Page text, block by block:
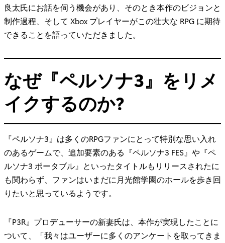
良太氏にお話を伺う機会があり、そのとき本作のビジョンと
制作過程、そして Xbox プレイヤーがこの壮大な RPG に期待
できることを語っていただきました。
なぜ『ペルソナ3』をリメ
イクするのか?
『ペルソナ3』は多くのRPGファンにとって特別な思い入れ
のあるゲームで、追加要素のある『ペルソナ3 FES』や『ペ
ルソナ3 ポータブル』といったタイトルもリリースされたに
も関わらず、ファンはいまだに月光館学園のホールを歩き回
りたいと思っているようです。
『P3R』プロデューサーの新妻氏は、本作が実現したことに
ついて、「我々はユーザーに多くのアンケートを取ってきま